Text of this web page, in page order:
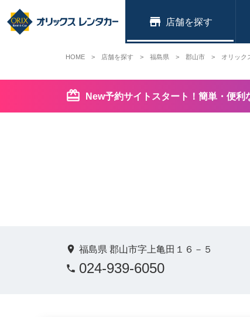
店舗
New予約サイトスタート！簡単・便
福島県 郡山市字上亀田１６－５
024-939-6050
HOME 店舗を探す 福島県 郡山市 オリック